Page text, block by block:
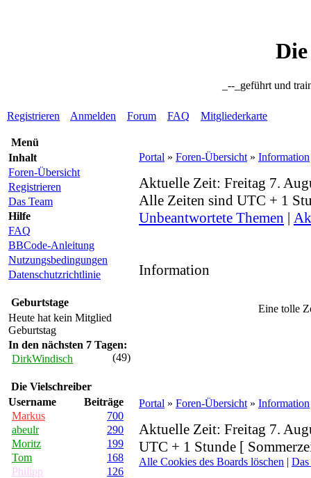
_--_geführt und
Registrieren Anmelden Forum FAQ Mitgliederkarte
Menü
Inhalt
Foren-Übersicht
Registrieren
Das Team
Hilfe
FAQ
BBCode-Anleitung
Nutzungsbedingungen
Datenschutzrichtlinie
Geburtstage
Heute hat kein Mitglied
Geburtstag
In den nächsten 7 Tagen:
DirkWindisch
(49)
Die Vielschreiber
Username
Beiträge
Markus
700
abeulr
290
Moritz
199
Tom
168
Philipp
126
Portal » Foren-Übersicht » Information
Aktuelle Zeit: Freitag 7.
Alle Zeiten sind UTC + 1
Unbeantwortete Themen |
Information
Eine tolle
Portal » Foren-Übersicht » Information
Aktuelle Zeit: Freitag 7.
UTC + 1 Stunde [
Alle Cookies des Boards löschen | Das